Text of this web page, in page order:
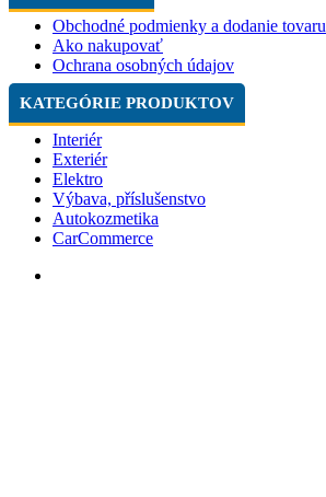
Obchodné podmienky a dodanie tovaru
Ako nakupovať
Ochrana osobných údajov
KATEGÓRIE PRODUKTOV
Interiér
Exteriér
Elektro
Výbava, příslušenstvo
Autokozmetika
CarCommerce